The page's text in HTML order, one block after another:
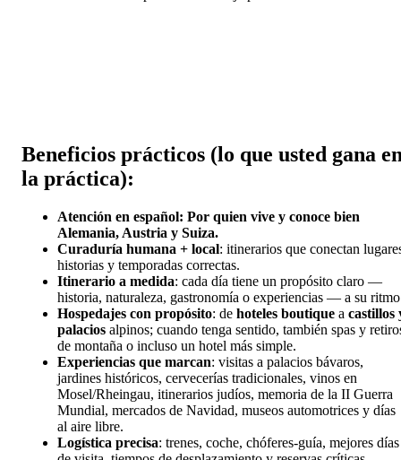
Beneficios prácticos (lo que usted gana
la práctica):
Atención en español: Por quien vive y conoce bien
Alemania, Austria y Suiza.
Curaduría humana + local: itinerarios que conectan
historias y temporadas correctas.
Itinerario a medida: cada día tiene un propósito claro —
historia, naturaleza, gastronomía o experiencias — a su
Hospedajes con propósito: de hoteles boutique a castillos
palacios alpinos; cuando tenga sentido, también spas y
de montaña o incluso un hotel más simple.
Experiencias que marcan: visitas a palacios bávaros,
jardines históricos, cervecerías tradicionales, vinos en
Mosel/Rheingau, itinerarios judíos, memoria de la II Guerra
Mundial, mercados de Navidad, museos automotrices y días
al aire libre.
Logística precisa: trenes, coche, chóferes-guía, mejores días